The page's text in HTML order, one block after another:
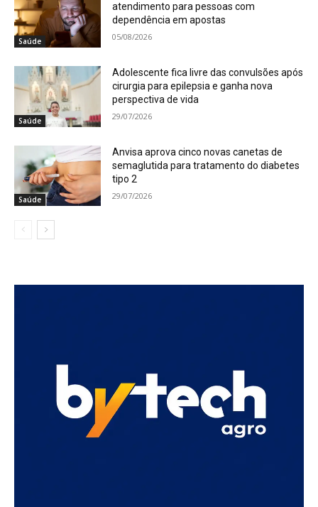
Saúde
atendimento para pessoas com
dependência em apostas
05/08/2026
Saúde
Adolescente fica livre das convulsões após
cirurgia para epilepsia e ganha nova
perspectiva de vida
29/07/2026
Saúde
Anvisa aprova cinco novas canetas de
semaglutida para tratamento do diabetes
tipo 2
29/07/2026